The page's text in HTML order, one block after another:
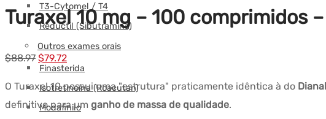
T3-Cytomel / T4
Reductil (Sibutramina)
Outros exames orais
Finasterida
Isotretinoína (Roacutan)
Modafinilo
Turaxel 10 mg – 100 comprimidos
$88.97 Preço
original
era:
$88.97.
$79.72Preço
atual:
$79.72.
O Turaxel 10 possui uma "estrutura" praticamente idêntica à do
definitivo para um ganho de massa de qualidade.